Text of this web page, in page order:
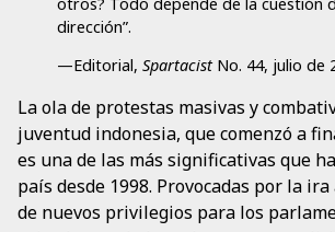
dirección”.
—Editorial, SpartacistNo. 44, julio de
La ola de protestas masivas y
juventud indonesia, que comenzó a
es una de las más significativas que
país desde 1998. Provocadas por la
de nuevos privilegios para los